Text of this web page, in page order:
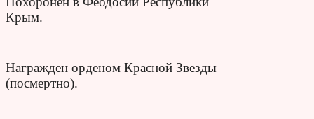
Крым.
Награжден орденом Красной Звезды
(посмертно).